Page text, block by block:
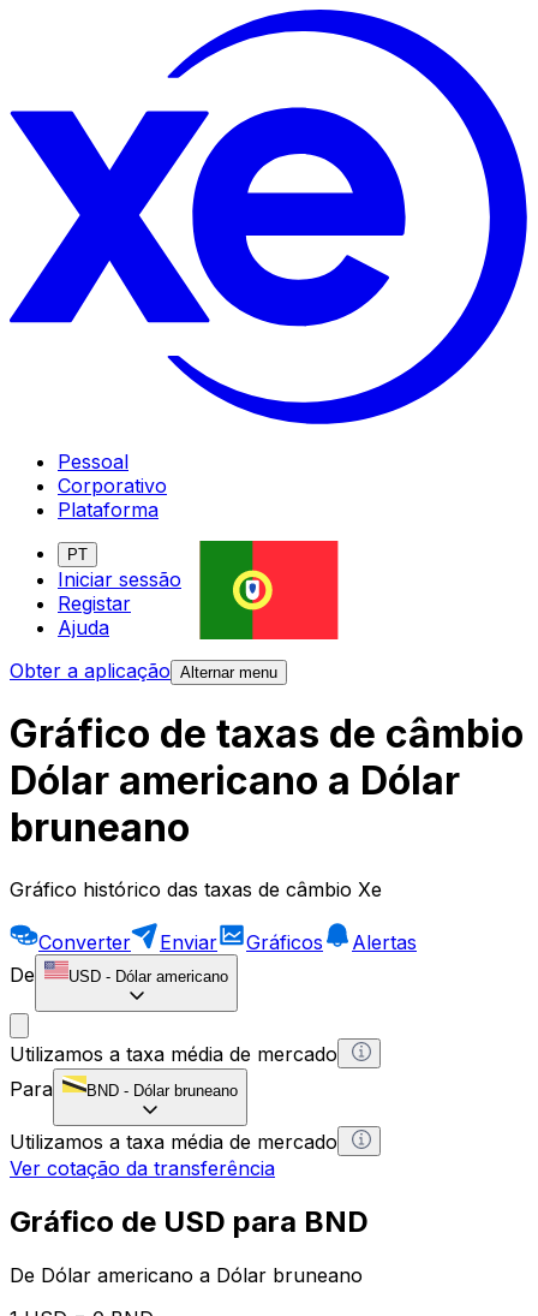
Pessoal
Corporativo
Plataforma
PT
Iniciar sessão
Registar
Ajuda
Obter a aplicação Alternar menu
Gráfico de taxas de câmbio
Dólar americano a Dólar
bruneano
Gráfico histórico das taxas de câmbio Xe
Converter Enviar Gráficos
Alertas
De
USD - Dólar americano
Utilizamos a taxa média de mercado
Para
BND - Dólar bruneano
Utilizamos a taxa média de mercado
Ver cotação da transferência
Gráfico de USD para BND
De Dólar americano a Dólar bruneano